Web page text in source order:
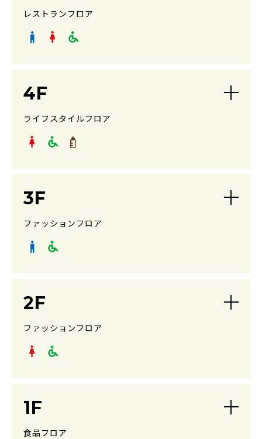
レストランフロア
4F
ライフスタイルフロア
3F
ファッションフロア
2F
ファッションフロア
1F
食品フロア